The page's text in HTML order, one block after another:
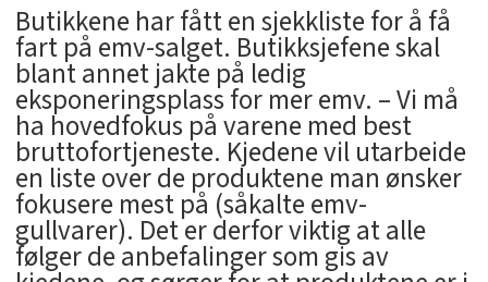
Butikkene har fått en sjekkliste for å få
fart på emv-salget. Butikksjefene skal
blant annet jakte på ledig
eksponeringsplass for mer emv. – Vi må
ha hovedfokus på varene med best
bruttofortjeneste. Kjedene vil utarbeide
en liste over de produktene man ønsker
fokusere mest på (såkalte emv-
gullvarer). Det er derfor viktig at alle
følger de anbefalinger som gis av